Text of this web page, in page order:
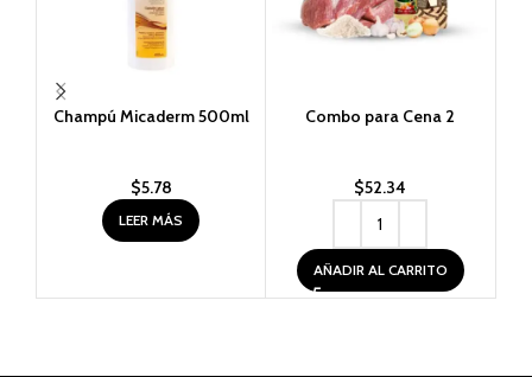
Champú Micaderm 500ml
$5.78
LEER MÁS
Combo para Cena 2
$52.34
AÑADIR AL CARRITO